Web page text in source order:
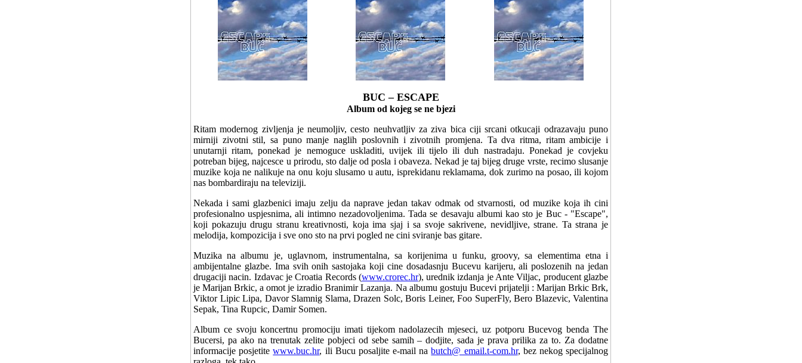
BUC – ESCAPE
Album od kojeg se ne bjezi
Ritam modernog zivljenja je neumoljiv, cesto neuhvatljiv za ziva bica ciji srcani otkucaji odrazavaju puno
mirniji zivotni stil, sa puno manje naglih poslovnih i zivotnih promjena. Ta dva ritma, ritam ambicije i
unutarnji ritam, ponekad je nemoguce uskladiti, uvijek ili tijelo ili duh nastradaju. Ponekad je covjeku
potreban bijeg, najcesce u prirodu, sto dalje od posla i obaveza. Nekad je taj bijeg druge vrste, recimo slusanje
muzike koja ne nalikuje na onu koju slusamo u autu, isprekidanu reklamama, dok zurimo na posao, ili kojom
nas bombardiraju na televiziji.
Nekada i sami glazbenici imaju zelju da naprave jedan takav odmak od stvarnosti, od muzike koja ih cini
profesionalno uspjesnima, ali intimno nezadovoljenima. Tada se desavaju albumi kao sto je Buc - "Escape",
koji pokazuju drugu stranu kreativnosti, koja ima sjaj i sa svoje sakrivene, nevidljive, strane. Ta strana je
melodija, kompozicija i sve ono sto na prvi pogled ne cini sviranje bas gitare.
Muzika na albumu je, uglavnom, instrumentalna, sa korijenima u funku, groovy, sa elementima etna i
ambijentalne glazbe. Ima svih onih sastojaka koji cine dosadasnju Bucevu karijeru, ali poslozenih na jedan
drugaciji nacin. Izdavac je Croatia Records (www.crorec.hr), urednik izdanja je Ante Viljac, producent glazbe
je Marijan Brkic, a omot je izradio Branimir Lazanja. Na albumu gostuju Bucevi prijatelji : Marijan Brkic Brk,
Viktor Lipic Lipa, Davor Slamnig Slama, Drazen Solc, Boris Leiner, Foo SuperFly, Bero Blazevic, Valentina
Sepak, Tina Rupcic, Damir Somen.
Album ce svoju koncertnu promociju imati tijekom nadolazecih mjeseci, uz potporu Bucevog benda The
Bucersi, pa ako na trenutak zelite pobjeci od sebe samih – dodjite, sada je prava prilika za to. Za dodatne
informacije posjetitewww.buc.hr, ili Bucu posaljite e-mail nabutch@ email.t-com.hr, bez nekog specijalnog